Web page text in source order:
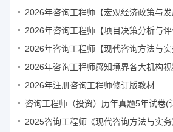
2026年咨询工程师【现代咨询方法与
2026年注册咨询工程师修订版教材
咨询工程师（投资）历年真题5年试卷(